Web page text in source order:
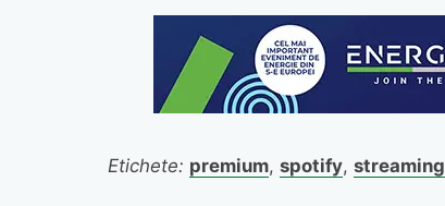
Etichete: premium, spotify, streaming